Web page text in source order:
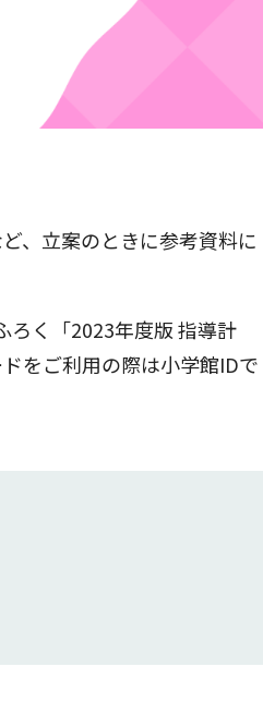
、立案のときに参考資料に
ろく「2023年度版 指導計
をご利用の際は小学館IDで